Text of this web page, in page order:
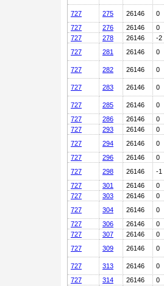
727 275 26146
0
727
276 26146
0
727
278 26146
-2
727
281 26146 0
727 282 26146 0
727 283 26146 0
727 285 26146
0
727
286 26146
0
727
293 26146
0
727
294 26146
0
727
296 26146
0
727
298 26146
-1
727
301 26146
0
727
303 26146
0
727
304 26146
0
727
306 26146
0
727
307 26146
0
727
309 26146 0
727 313 26146
0
727
314 26146
0